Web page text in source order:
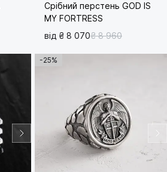
Срібний перстень GOD IS
MY FORTRESS
від ₴ 8 070₴ 8 960
-25%